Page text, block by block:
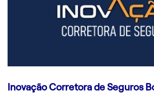
Inovação Corretora de Seguros